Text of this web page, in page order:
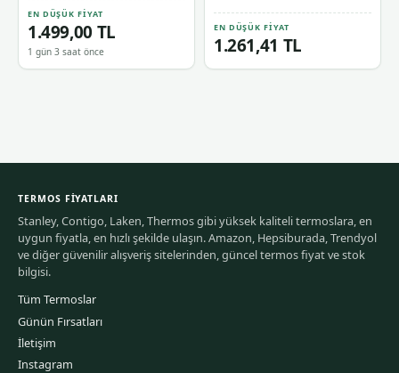
EN DÜŞÜK FIYAT
1.499,00 TL
1 gün 3 saat önce
EN DÜŞÜK FIYAT
1.261,41 TL
TERMOS FIYATLARI
Stanley, Contigo, Laken, Thermos gibi yüksek kaliteli termoslara, en
uygun fiyatla, en hızlı şekilde ulaşın. Amazon, Hepsiburada, Trendyol
ve diğer güvenilir alışveriş sitelerinden, güncel termos fiyat ve stok
bilgisi.
Tüm Termoslar
Günün Fırsatları
İletişim
Instagram